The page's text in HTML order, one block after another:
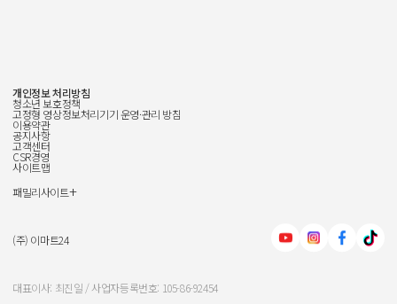
개인정보 처리방침
청소년 보호정책
고정형 영상정보처리기기 운영·관리 방침
이용약관
공지사항
고객센터
CSR경영
사이트맵
패밀리사이트+
신세계그룹
신세계백화점
이마트
(주) 이마트24
대표이사: 최진일 / 사업자등록번호: 105-86-92454